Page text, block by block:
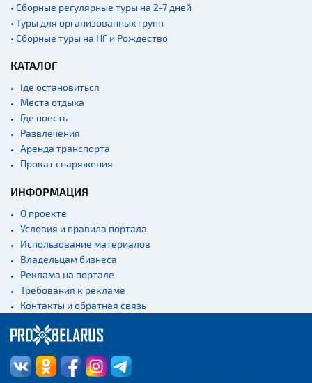
• Сборные регулярные туры на 2-7 дней
• Туры для организованных групп
• Сборные туры на НГ и Рождество
КАТАЛОГ
Где остановиться
Места отдыха
Где поесть
Развлечения
Аренда транспорта
Прокат снаряжения
ИНФОРМАЦИЯ
О проекте
Условия и правила портала
Использование материалов
Владельцам бизнеса
Реклама на портале
Требования к рекламе
Контакты и обратная связь